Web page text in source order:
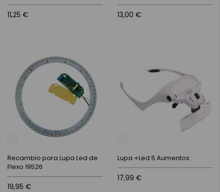
11,25 € 13,00 €
Recambio para Lupa Led de
Flexo 19526
19,95 €
Lupa +Led 5 Aumentos
17,99 €